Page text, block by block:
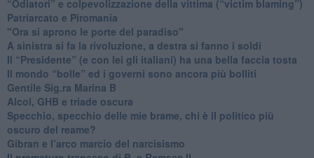
“Odiatori” e colpevolizzazione della vittima (“victim blaming”)
​Patriarcato e Piromania
"Ora si aprono le porte del paradiso"
​A sinistra si fa la rivoluzione, a destra si fanno i soldi
​Il “Presidente” (e con lei gli italiani) ha una bella faccia tosta
​Il mondo “bolle” ed i governi sono ancora più bolliti
​Gentile Sig.ra Marina B
​Alcol, GHB e triade oscura
​Specchio, specchio delle mie brame, chi è il politico più
oscuro del reame?
​Gibran e l’arco marcio del narcisismo